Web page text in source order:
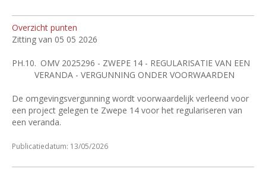
Overzicht punten
Zitting van 05 05 2026
PH.10. OMV 2025296 - ZWEPE 14 - REGULARISATIE VAN EEN
VERANDA - VERGUNNING ONDER VOORWAARDEN
De omgevingsvergunning wordt voorwaardelijk verleend voor
een project gelegen te Zwepe 14 voor het regulariseren van
een veranda.
Publicatiedatum: 13/05/2026